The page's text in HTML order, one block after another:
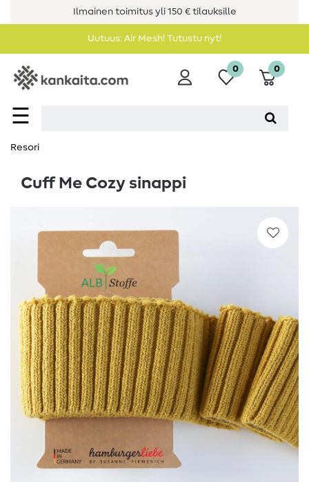
Ilmainen toimitus yli 150 € tilauksille
Uutuus: Air Mesh! Tutustu nyt!
☰
0 0
Resori
Cuff Me Cozy sinappi